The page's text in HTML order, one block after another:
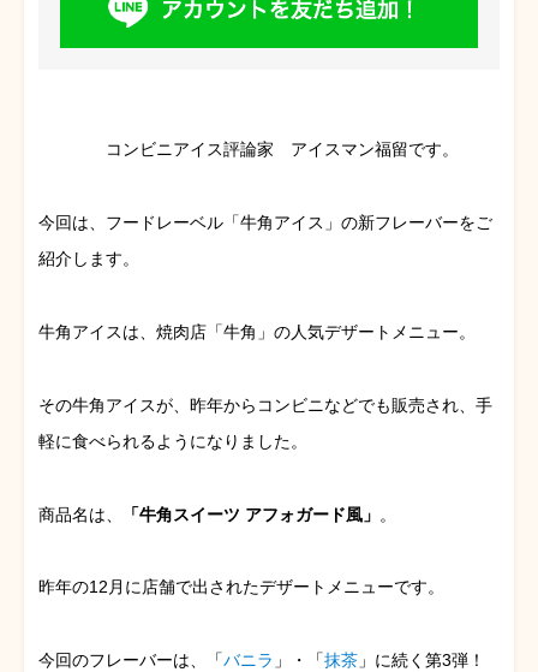
コンビニアイス評論家 アイスマン福留です。
今回は、フードレーベル「牛角アイス」の新フレーバーをご
紹介します。
牛角アイスは、焼肉店「牛角」の人気デザートメニュー。
その牛角アイスが、昨年からコンビニなどでも販売され、手
軽に食べられるようになりました。
商品名は、 「牛角スイーツ アフォガード風」 。
昨年の12月に店舗で出されたデザートメニューです。
今回のフレーバーは、「バニラ 」・「抹茶 」に続く第3弾！